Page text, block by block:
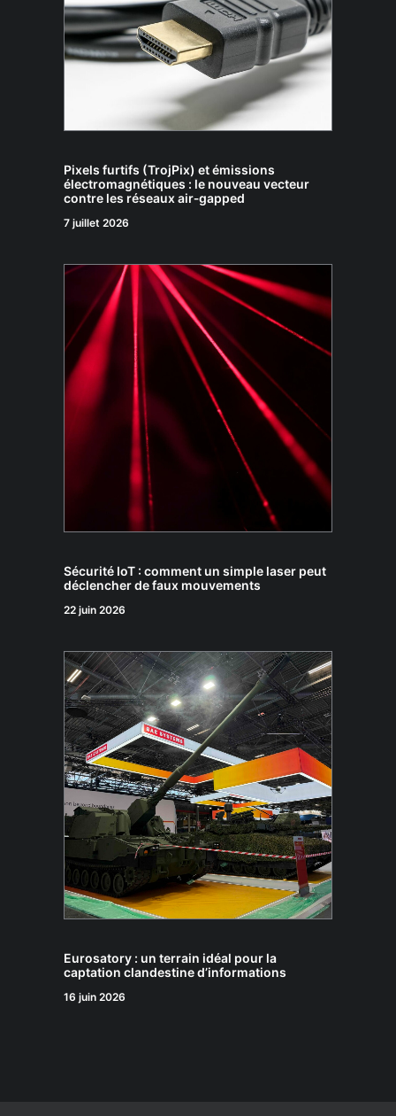
Pixels furtifs (TrojPix) et émissions
électromagnétiques : le nouveau vecteur
contre les réseaux air‑gapped
7 juillet 2026
Sécurité IoT : comment un simple laser peut
déclencher de faux mouvements
22 juin 2026
Eurosatory : un terrain idéal pour la
captation clandestine d’informations
16 juin 2026